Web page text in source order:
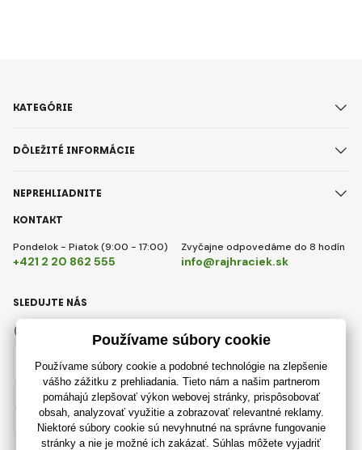
KONTAKT
Pondelok - Piatok (9:00 - 17:00)
+421 2 20 862 555
Zvyčajne odpovedáme do 8 hodín
info@rajhraciek.sk
KATEGÓRIE
DÔLEŽITÉ INFORMÁCIE
NEPREHLIADNITE
Slovensky
SLEDUJTE NÁS
Instagram